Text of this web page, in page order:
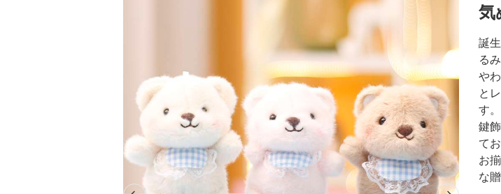
気
誕
る
や
と
す。
鍵
て
お
な